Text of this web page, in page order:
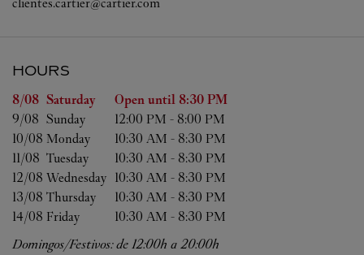
HOURS
Day of the Week Hours
8/08 Saturday Open until 8:30 PM
9/08 Sunday 12:00 PM - 8:00 PM
10/08 Monday 10:30 AM - 8:30 PM
11/08 Tuesday 10:30 AM - 8:30 PM
12/08 Wednesday 10:30 AM - 8:30 PM
13/08 Thursday 10:30 AM - 8:30 PM
14/08 Friday 10:30 AM - 8:30 PM
Domingos/Festivos: de 12:00h a 20:00h